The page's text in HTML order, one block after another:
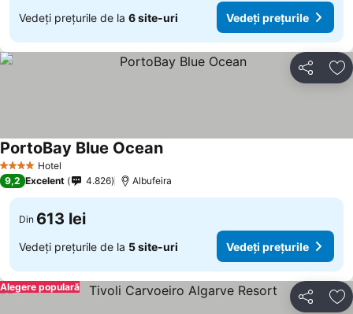
Vedeți prețurile de la 6 site-uri Vedeți prețurile
Distribuiți
4 Stele Hotel
PortoBay Blue Ocean
9,2 Excelent 4.826 Albufeira
Din 613 lei
Vedeți prețurile de la 5 site-uri Vedeți prețurile
Distribuiți
Alegere populară